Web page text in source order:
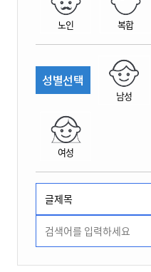
노인 복합
성별선택
남성
여성